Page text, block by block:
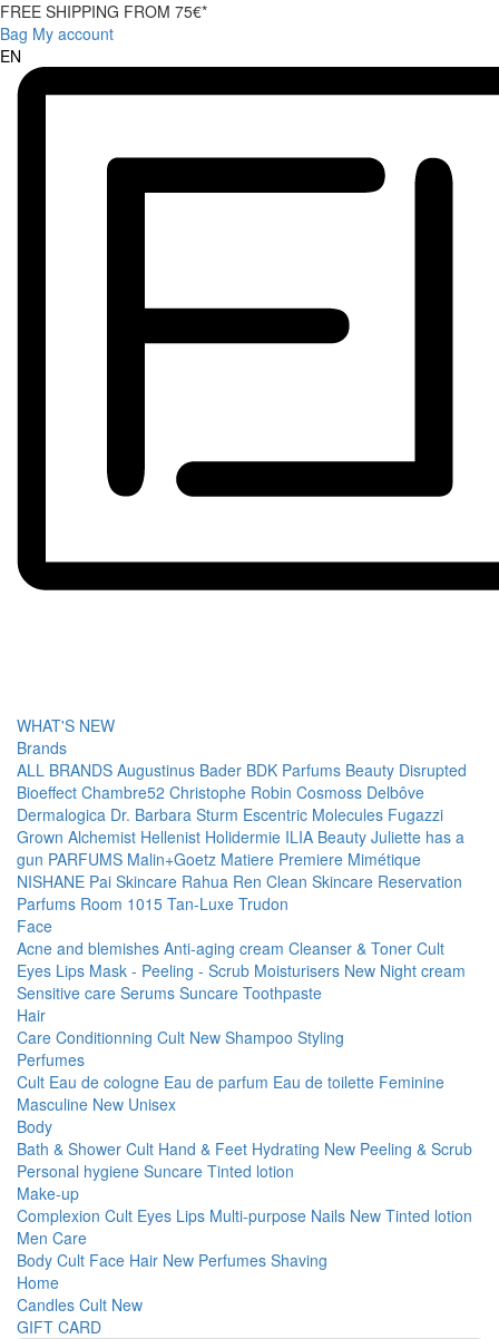
FREE SHIPPING FROM 75€*
Bag My account
EN
WHAT'S NEW
Brands
ALL BRANDS Augustinus Bader BDK Parfums Beauty Disrupted
Bioeffect Chambre52 Christophe Robin Cosmoss Delbôve
Dermalogica Dr. Barbara Sturm Escentric Molecules Fugazzi
Grown Alchemist Hellenist Holidermie ILIA Beauty Juliette has a
gun PARFUMS Malin+Goetz Matiere Premiere Mimétique
NISHANE Pai Skincare Rahua Ren Clean Skincare Reservation
Parfums Room 1015 Tan-Luxe Trudon
Face
Acne and blemishes Anti-aging cream Cleanser & Toner Cult
Eyes Lips Mask - Peeling - Scrub Moisturisers New Night cream
Sensitive care Serums Suncare Toothpaste
Hair
Care Conditionning Cult New Shampoo Styling
Perfumes
Cult Eau de cologne Eau de parfum Eau de toilette Feminine
Masculine New Unisex
Body
Bath & Shower Cult Hand & Feet Hydrating New Peeling & Scrub
Personal hygiene Suncare Tinted lotion
Make-up
Complexion Cult Eyes Lips Multi-purpose Nails New Tinted lotion
Men Care
Body Cult Face Hair New Perfumes Shaving
Home
Candles Cult New
GIFT CARD